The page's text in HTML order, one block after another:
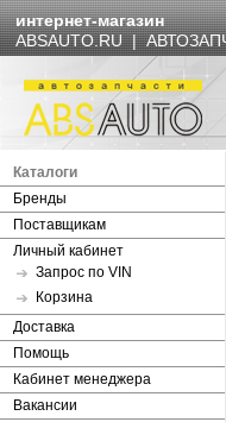
интернет-магазин
ABSAUTO.RU |
Каталоги
Бренды
Поставщикам
Личный кабинет
Запрос по VIN
Корзина
Доставка
Помощь
Кабинет менеджера
Вакансии